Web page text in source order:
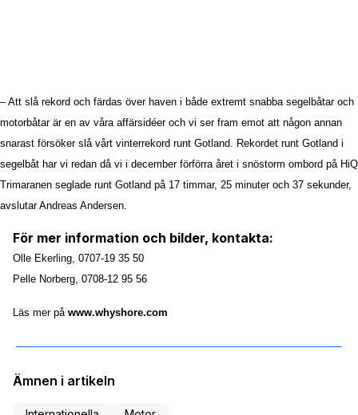
– Att slå rekord och färdas över haven i både extremt snabba segelbåtar och
motorbåtar är en av våra affärsidéer och vi ser fram emot att någon annan
snarast försöker slå vårt vinterrekord runt Gotland. Rekordet runt Gotland i
segelbåt har vi redan då vi i december förförra året i snöstorm ombord på HiQ
Trimaranen seglade runt Gotland på 17 timmar, 25 minuter och 37 sekunder,
avslutar Andreas Andersen.
För mer information och bilder, kontakta:
Olle Ekerling, 0707-19 35 50
Pelle Norberg, 0708-12 95 56
Läs mer på www.whyshore.com
Ämnen i artikeln